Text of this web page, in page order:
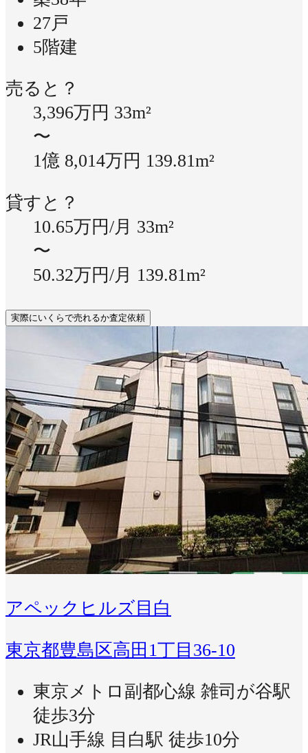
27戸
5階建
売ると？
3,396万円 33m²
〜
1億 8,014万円 139.81m²
貸すと？
10.65万円/月 33m²
〜
50.32万円/月 139.81m²
実際にいくらで売れるか査定依頼
アペックヒルズ目白
東京都豊島区高田1丁目36-10
東京メトロ副都心線 雑司が谷駅
徒歩3分
JR山手線 目白駅 徒歩10分